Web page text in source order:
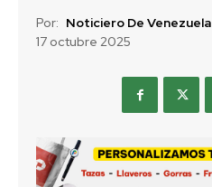
Por: Noticiero De Venezuela
17 octubre 2025